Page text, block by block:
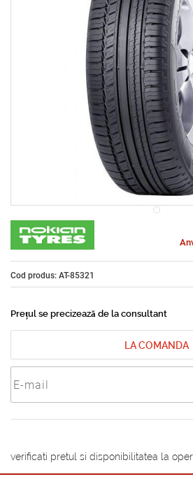
Cod produs: AT-85321
Prețul se precizează de la consultant
LA COMANDA
verificati pretul si disponibilitatea la